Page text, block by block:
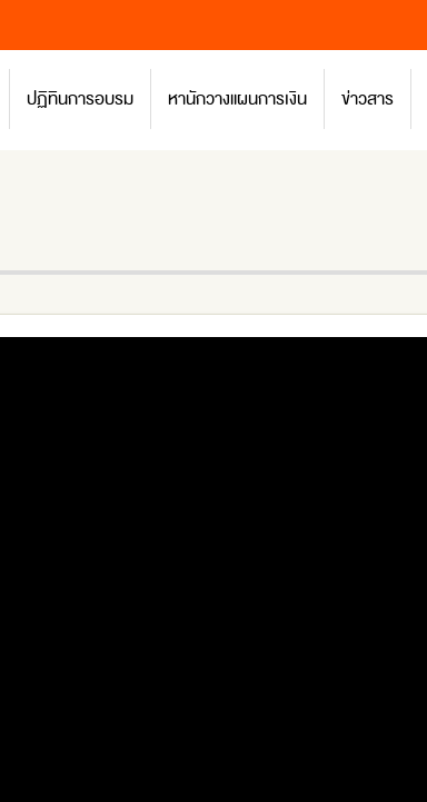
ปฏิทินการอบรม หานักวางแผนการเงิน ข่าวสาร